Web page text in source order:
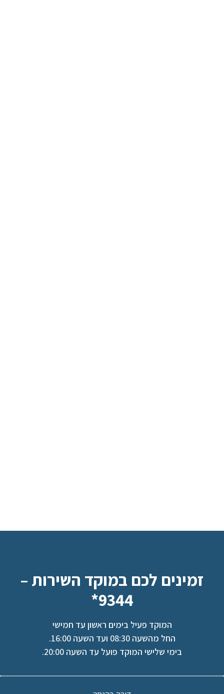
זמינים לכם במוקד השירות –
9344*
המוקד פעיל בימים ראשון עד חמישי
החל מהשעה 08:30 ועד השעה 16:00.
בימי שלישי המוקד פועל עד השעה 20:00.